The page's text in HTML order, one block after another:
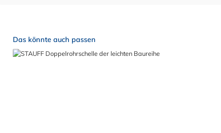
Produktgalerie überspringen
Das könnte auch passen